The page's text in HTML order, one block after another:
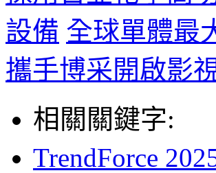
設備 全球單體最
攜手博采開啟影
相關關鍵字:
TrendForce